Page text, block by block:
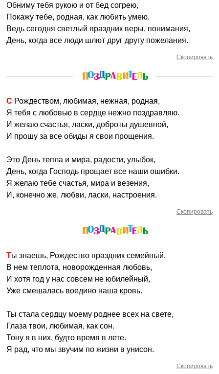
Обниму тебя рукою и от бед согрею,
Покажу тебе, родная, как любить умею.
Ведь сегодня светлый праздник веры, понимания,
День, когда все люди шлют друг другу пожелания.
Скопировать
С Рождеством, любимая, нежная, родная,
Я тебя с любовью в сердце нежно поздравляю.
И желаю счастья, ласки, доброты душевной,
И прошу за все обиды я свои прощения.
Это День тепла и мира, радости, улыбок,
День, когда Господь прощает все наши ошибки.
Я желаю тебе счастья, мира и везения,
И, конечно же, любви, ласки, настроения.
Скопировать
Ты знаешь, Рождество праздник семейный.
В нем теплота, новорожденная любовь,
И хотя год у нас совсем не юбилейный,
Уже смешалась воедино наша кровь.
Ты стала сердцу моему роднее всех на свете,
Глаза твои, любимая, как сон.
Тону я в них, будто время в лете.
Я рад, что мы звучим по жизни в унисон.
Скопировать